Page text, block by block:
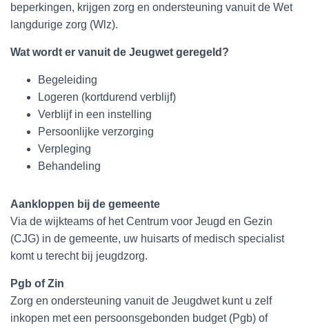
beperkingen, krijgen zorg en ondersteuning vanuit de Wet
langdurige zorg (Wlz).
Wat wordt er vanuit de Jeugwet geregeld?
Begeleiding
Logeren (kortdurend verblijf)
Verblijf in een instelling
Persoonlijke verzorging
Verpleging
Behandeling
Aankloppen bij de gemeente
Via de wijkteams of het Centrum voor Jeugd en Gezin
(CJG) in de gemeente, uw huisarts of medisch specialist
komt u terecht bij jeugdzorg.
Pgb of Zin
Zorg en ondersteuning vanuit de Jeugdwet kunt u zelf
inkopen met een persoonsgebonden budget (Pgb) of